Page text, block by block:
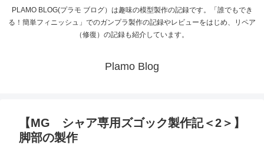
PLAMO BLOG(プラモ ブログ）は趣味の模型製作の記録です。「誰でもでき
る！簡単フィニッシュ」でのガンプラ製作の記録やレビューをはじめ、リペア
（修復）の記録も紹介しています。
Plamo Blog
【MG シャア専用ズゴック製作記＜2＞】
脚部の製作